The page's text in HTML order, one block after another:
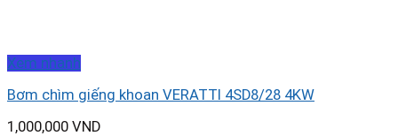
Xem nhanh
Bơm chìm giếng khoan VERATTI 4SD8/28 4KW
1,000,000 VND